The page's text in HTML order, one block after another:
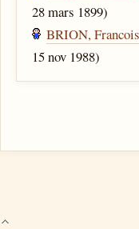
28 mars 1899)
BRION,
15 nov 1988)